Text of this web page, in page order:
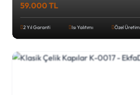
59.000 TL
2 Yıl Garanti Isı Yalıtımı Özel Üretim